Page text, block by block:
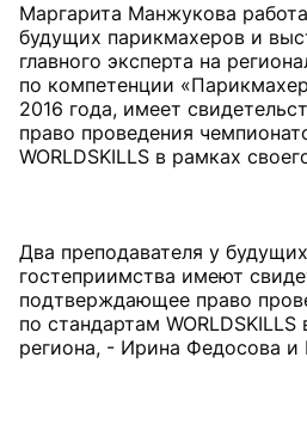
Маргарита Манжукова
будущих парикмахеров и
главного эксперта на
по компетенции
2016 года, имеет
право проведения
WORLDSKILLS в рамках
Два преподавателя у
гостеприимства имеют
подтверждающее право
по стандартам
региона, - Ирина Федосова и